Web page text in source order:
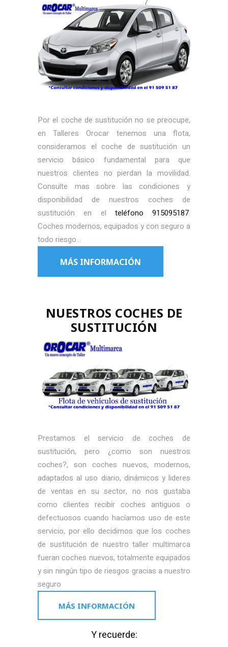
Por el coche de sustitución no se preocupe,
en Talleres Orocar tenemos una flota,
consideramos el coche de sustitución un
servicio básico fundamental para que
nuestros clientes no pierdan la movilidad.
Consulte mas sobre las condiciones y
disponibilidad de nuestros coches de
sustitución en el teléfono 915095187.
Coches modernos, equipados y con seguro a
todo riesgo…
MÁS INFORMACIÓN
NUESTROS COCHES DE
SUSTITUCIÓN
Prestamos el servicio de coches de
sustitución, pero ¿como son nuestros
coches?, son coches nuevos, modernos,
adaptados al uso diario, dinámicos y lideres
de ventas en su sector, no nos gustaba
como clientes recibir coches antiguos o
defectuosos cuando hacíamos uso de este
servicio, por ello decidimos que los coches
de sustitución de nuestro taller multimarca
fueran coches nuevos, totalmente equipados
y sin ningún tipo de riesgos gracias a nuestro
seguro
MÁS INFORMACIÓN
Y recuerde: